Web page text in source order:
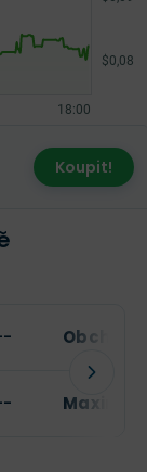
Koupit!